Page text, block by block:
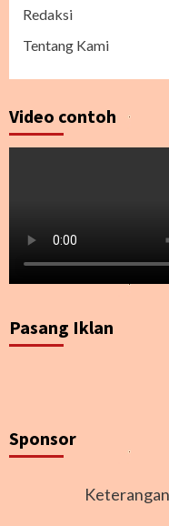
Redaksi
Tentang Kami
Video contoh
Pasang Iklan
Sponsor